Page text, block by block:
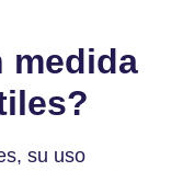
medida
su uso